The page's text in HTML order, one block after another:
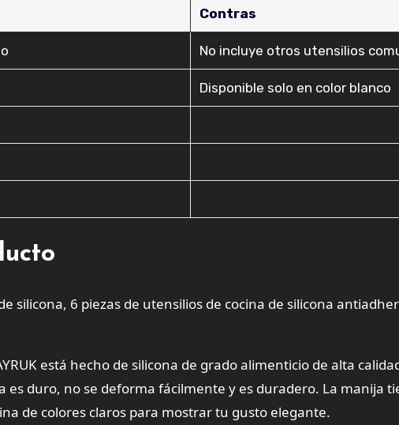
Contras
No incluye otros utensilios
Disponible solo en color blanco
silicona, 6 piezas de utensilios de cocina de silicona
está hecho de silicona de grado alimenticio de alta
es duro, no se deforma fácilmente y es duradero. La
de colores claros para mostrar tu gusto elegante.